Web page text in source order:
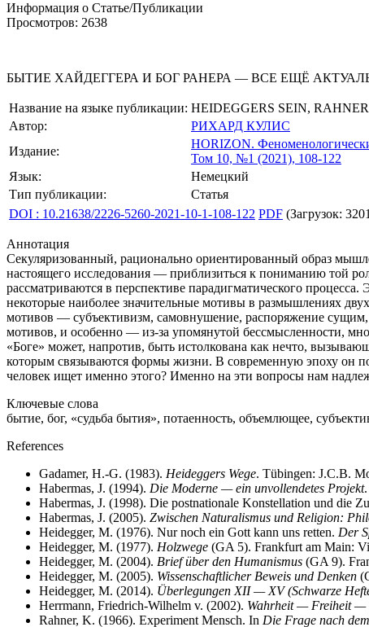
Информация о Статье/Публикации
Просмотров: 2638
БЫТИЕ ХАЙДЕГГЕРА И БОГ РАНЕРА — ВСЕ ЕЩЁ
Название на языке публикации: HEIDEGGERS SEIN,
Автор:
РИХАРД КУЛИС
Издание:
HORIZON.
Том 10, №1 (2021), 108-122
Язык:
Немецкий
Тип публикации:
Статья
DOI : 10.21638/2226-5260-2021-10-1-108-122 PDF (Загрузок:
Аннотация
Секуляризованный, рационально ориентированный образ
настоящего исследования — приблизиться к пониманию той
рассматриваются в перспективе парадигматического
некоторые наиболее значительные мотивы в размышлениях
мотивов — субъективизм, самовнушение, распоряжение сущим,
мотивов, и особенно — из-за упомянутой бессмысленности,
«Боге» может, напротив, быть истолкована как нечто,
которым связываются формы жизни. В современную эпоху он
человек ищет именно этого? Именно на эти вопросы нам
Ключевые слова
бытие, бог, «судьба бытия», потаенность, объемлющее,
References
Gadamer, H.-G. (1983). Heideggers Wege. Tübingen: J.C.B.
Habermas, J. (1994). Die Moderne — ein unvollendetes Projekt
Habermas, J. (1998). Die postnationale Konstellation und die
Habermas, J. (2005). Zwischen Naturalismus und Religion:
Heidegger, M. (1976). Nur noch ein Gott kann uns retten. Der
Heidegger, M. (1977). Holzwege (GA 5). Frankfurt am Main:
Heidegger, M. (2004). Brief über den Humanismus (GA 9).
Heidegger, M. (2005). Wissenschaftlicher Beweis und Denken
Heidegger, M. (2014). Überlegungen XII — XV (Schwarze
Herrmann, Friedrich-Wilhelm v. (2002). Wahrheit — Freiheit —
Rahner, K. (1966). Experiment Mensch. In Die Frage nach